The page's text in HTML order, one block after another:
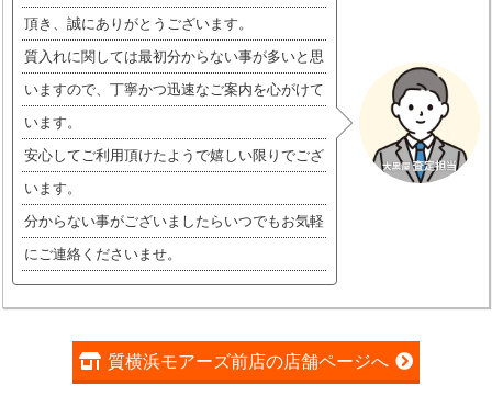
頂き、誠にありがとうございます。
質入れに関しては最初分からない事が多いと思
いますので、丁寧かつ迅速なご案内を心がけて
います。
安心してご利用頂けたようで嬉しい限りでござ
います。
分からない事がございましたらいつでもお気軽
にご連絡くださいませ。
質横浜モアーズ前店の店舗ページへ